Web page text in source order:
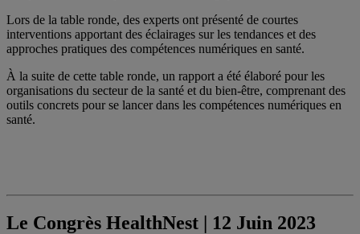
Lors de la table ronde, des experts ont présenté de courtes
interventions apportant des éclairages sur les tendances et des
approches pratiques des compétences numériques en santé.
À la suite de cette table ronde, un rapport a été élaboré pour les
organisations du secteur de la santé et du bien‑être, comprenant des
outils concrets pour se lancer dans les compétences numériques en
santé.
Le Congrès HealthNest | 12 Juin 2023